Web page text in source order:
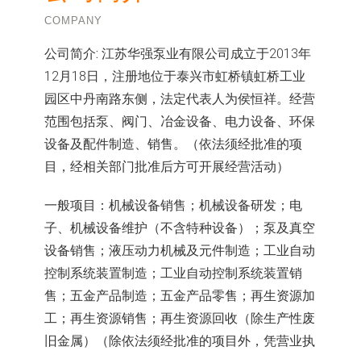
COMPANY
公司简介: 江苏华强泵业有限公司成立于2013年
12月18日，注册地位于泰兴市虹桥镇虹桥工业
园区中丹南路东侧，法定代表人为侯恒祥。经营
范围包括泵、阀门、冶金设备、电力设备、环保
设备及配件制造、销售。（依法须经批准的项
目，经相关部门批准后方可开展经营活动）
一般项目：机械设备销售；机械设备研发；电
子、机械设备维护（不含特种设备）；泵及真空
设备销售；液压动力机械及元件制造；工业自动
控制系统装置制造；工业自动控制系统装置销
售；五金产品制造；五金产品零售；再生资源加
工；再生资源销售；再生资源回收（除生产性废
旧金属）（除依法须经批准的项目外，凭营业执